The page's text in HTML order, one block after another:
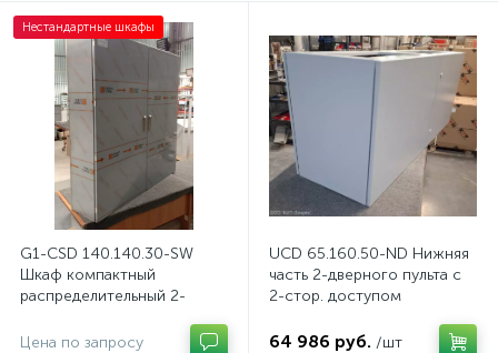
Нестандартные шкафы
G1-CSD 140.140.30-SW
Шкаф компактный
распределительный 2-
стали, с перемычкой
Цена по запросу
UCD 65.160.50-ND Нижняя
часть 2-дверного пульта с
2-стор. доступом
64 986 руб. /шт